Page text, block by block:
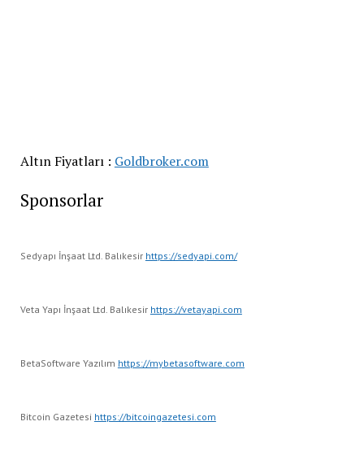
Altın Fiyatları : Goldbroker.com
Sponsorlar
Sedyapı İnşaat Ltd. Balıkesir https://sedyapi.com/
Veta Yapı İnşaat Ltd. Balıkesir https://vetayapi.com
BetaSoftware Yazılım https://mybetasoftware.com
Bitcoin Gazetesi https://bitcoingazetesi.com